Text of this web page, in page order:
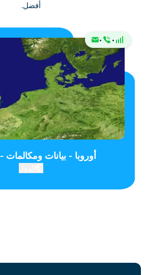
أفضل.
·
·
أوروبا - بيانات ومكالمات - 48 دولة